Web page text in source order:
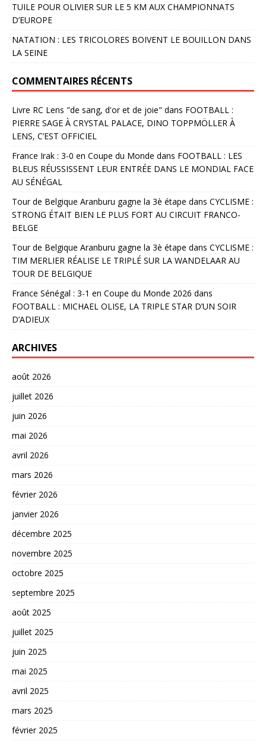
TUILE POUR OLIVIER SUR LE 5 KM AUX CHAMPIONNATS
D’EUROPE
NATATION : LES TRICOLORES BOIVENT LE BOUILLON DANS
LA SEINE
COMMENTAIRES RÉCENTS
Livre RC Lens "de sang, d'or et de joie" dans FOOTBALL :
PIERRE SAGE À CRYSTAL PALACE, DINO TOPPMÖLLER À
LENS, C’EST OFFICIEL
France Irak : 3-0 en Coupe du Monde dans FOOTBALL : LES
BLEUS RÉUSSISSENT LEUR ENTRÉE DANS LE MONDIAL FACE
AU SÉNÉGAL
Tour de Belgique Aranburu gagne la 3è étape dans CYCLISME :
STRONG ÉTAIT BIEN LE PLUS FORT AU CIRCUIT FRANCO-
BELGE
Tour de Belgique Aranburu gagne la 3è étape dans CYCLISME :
TIM MERLIER RÉALISE LE TRIPLÉ SUR LA WANDELAAR AU
TOUR DE BELGIQUE
France Sénégal : 3-1 en Coupe du Monde 2026 dans
FOOTBALL : MICHAEL OLISE, LA TRIPLE STAR D’UN SOIR
D’ADIEUX
ARCHIVES
août 2026
juillet 2026
juin 2026
mai 2026
avril 2026
mars 2026
février 2026
janvier 2026
décembre 2025
novembre 2025
octobre 2025
septembre 2025
août 2025
juillet 2025
juin 2025
mai 2025
avril 2025
mars 2025
février 2025